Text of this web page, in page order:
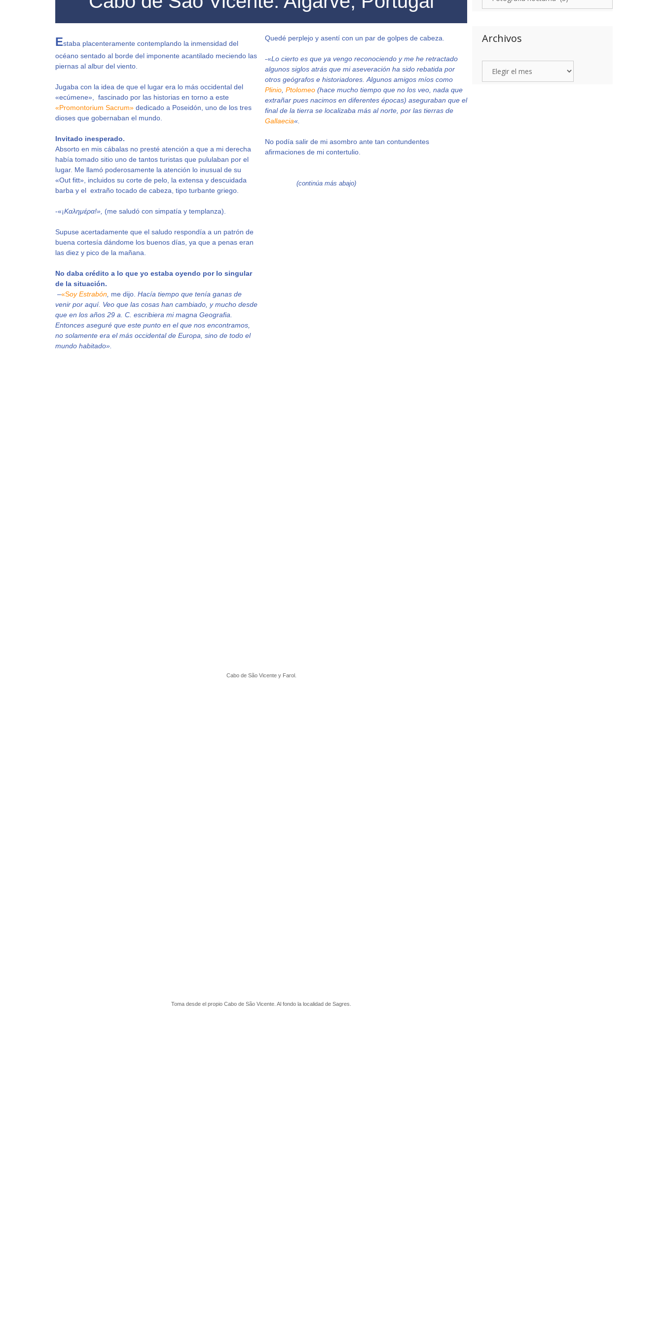
Estaba placenteramente contemplando la inmensidad del
océano sentado al borde del imponente acantilado meciendo las
piernas al albur del viento.
Jugaba con la idea de que el lugar era lo más occidental del
«ecúmene», fascinado por las historias en torno a este
«Promontorium Sacrum» dedicado a Poseidón, uno de los tres
dioses que gobernaban el mundo.
Invitado inesperado.
Absorto en mis cábalas no presté atención a que a mi derecha
había tomado sitio uno de tantos turistas que pululaban por el
lugar. Me llamó poderosamente la atención lo inusual de su
«Out fitt», incluidos su corte de pelo, la extensa y descuidada
barba y el extraño tocado de cabeza, tipo turbante griego.
-«¡Καλημέρα!», (me saludó con simpatía y templanza).
Supuse acertadamente que el saludo respondía a un patrón de
buena cortesía dándome los buenos días, ya que a penas eran
las diez y pico de la mañana.
No daba crédito a lo que yo estaba oyendo por lo singular
de la situación.
–«Soy Estrabón me dijo. Hacía tiempo que tenía ganas de
venir por aquí. Veo que las cosas han cambiado, y mucho desde
que en los años 29 a. C. escribiera mi magna Geografia.
Entonces aseguré que este punto en el que nos encontramos,
no solamente era el más occidental de Europa, sino de todo el
mundo habitado».
Quedé perplejo y asentí con un par de golpes de cabeza.
-«Lo cierto es que ya vengo reconociendo y me he retractado
algunos siglos atrás que mi aseveración ha sido rebatida por
otros geógrafos e historiadores. Algunos amigos míos como
Plinio, Ptolomeo(hace mucho tiempo que no los veo, nada que
extrañar pues nacimos en diferentes épocas) aseguraban que el
final de la tierra se localizaba más al norte, por las tierras de
Gallaecia«.
No podía salir de mi asombro ante tan contundentes
afirmaciones de mi contertulio.
(continúa más abajo)
Cabo de São Vicente y Farol.
Toma desde el propio Cabo de São Vicente. Al fondo la localidad de Sagres.
Archivos